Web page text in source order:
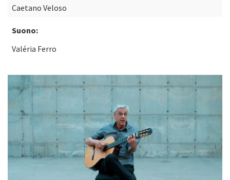
Caetano Veloso
Suono:
Valéria Ferro